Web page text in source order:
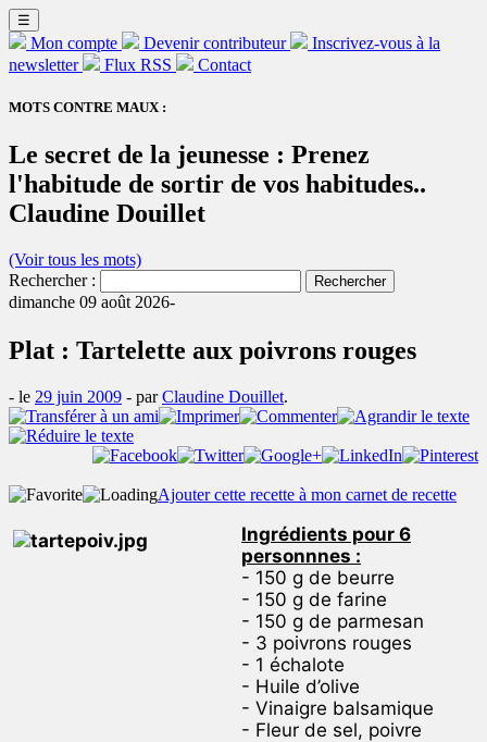
☰
Mon compte Devenir contributeur
Inscrivez-vous à la
newsletter
Flux RSS Contact
MOTS CONTRE MAUX :
Le secret de la jeunesse : Prenez
l'habitude de sortir de vos habitudes..
Claudine Douillet
(Voir tous les mots)
Rechercher :
dimanche 09 août 2026-
Plat : Tartelette aux poivrons rouges
- le 29 juin 2009 - parClaudine Douillet.
Ajouter cette recette à mon carnet de recette
Ingrédients pour 6
personnnes :
- 150 g de beurre
- 150 g de farine
- 150 g de parmesan
- 3 poivrons rouges
- 1 échalote
- Huile d’olive
- Vinaigre balsamique
- Fleur de sel, poivre